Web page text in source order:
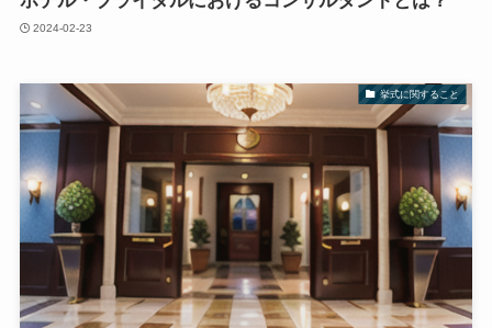
2024-02-23
挙式に関すること